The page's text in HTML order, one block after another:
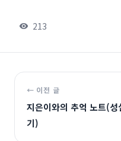
213
← 이전 글
지은이와의 추억 노트(
기)